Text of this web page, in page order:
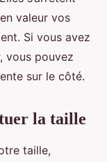
valeur vos
Si vous avez
vous pouvez
sur le côté.
la taille
taille,